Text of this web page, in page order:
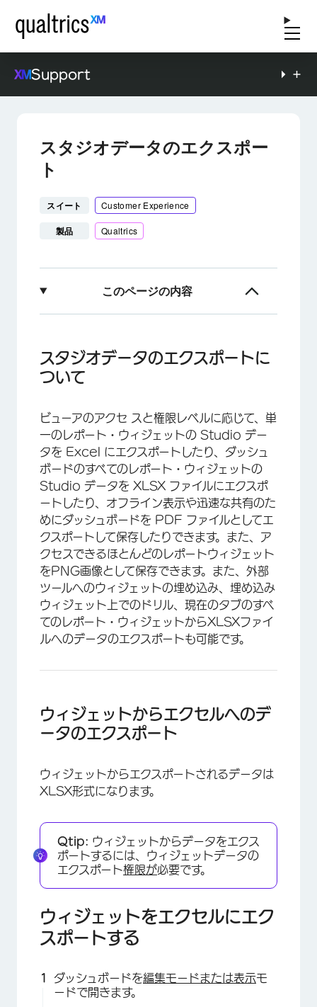
Support
スタジオデータのエクスポー
ト
スイート Customer Experience
製品 Qualtrics
このページの内容
ウィジェットからエクセルへのデータのエクスポ
ート
スポートする
ダッシュボードをPDFに書き出す
ウィジェットを画像として保存する
外部ツールへのウィジェットの埋め込み
全タブデータのエクスポート
タブをPDFに書き出す
スタジオデータのエクスポートに
ついて
ビューアのアクセ スと権限レベルに応じて、単
一のレポート・ウィジェットの Studio デー
タを Excel にエクスポートしたり、ダッシュ
ボードのすべてのレポート・ウィジェットの
Studio データを XLSX ファイルにエクスポ
ートしたり、オフライン表示や迅速な共有のた
めにダッシュボードを PDF ファイルとしてエ
クスポートして保存したりできます。また、ア
クセスできるほとんどのレポートウィジェット
をPNG画像として保存できます。また、外部
ツールへのウィジェットの埋め込み、埋め込み
ウィジェット上でのドリル、現在のタブのすべ
てのレポート・ウィジェットからXLSXファイ
ルへのデータのエクスポートも可能です。
ウィジェットからエクセルへのデ
ータのエクスポート
ウィジェットからエクスポートされるデータは
XLSX形式になります。
Qtip: ウィジェットからデータをエクス
ポートするには、ウィジェットデータの
エクスポート権限が必要です。
ウィジェットをエクセルにエク
スポートする
ダッシュボードを編集モードまたは表示モ
ードで開きます。